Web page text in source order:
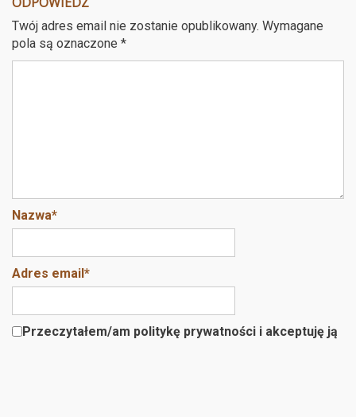
b
o
er es
Twój adres email nie zostanie opublikowany. Wymagane
pola są oznaczone *
Nazwa*
Adres email*
Przeczytałem/am politykę prywatności i akceptuję ją